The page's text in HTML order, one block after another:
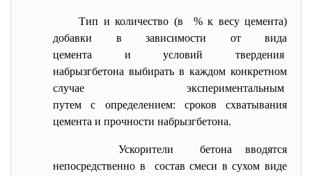
Тип и количество (в % к весу цемента)
добавки в зависимости от вида
цемента и условий твердения
набрызгбетона выбирать в каждом конкретном
случае экспериментальным
путем с определением: сроков схватывания
цемента и прочности набрызгбетона.
Ускорители бетона вводятся
непосредственно в состав смеси в сухом виде